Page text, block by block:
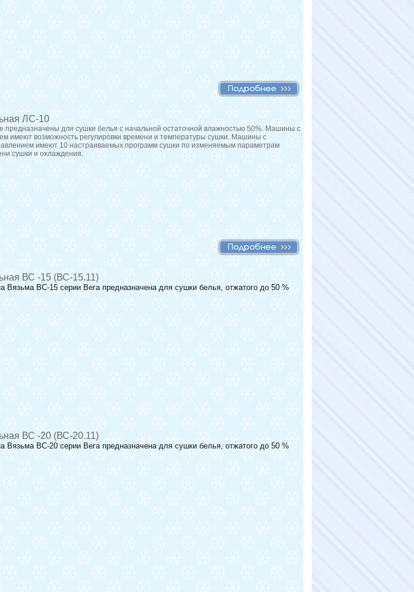
ЛС-10
для сушки белья с начальной остаточной влажностью 50%. Машины с
имеют возможность регулировки времени и температуры сушки. Машины с
имеют 10 настраиваемых программ сушки по изменяемым параметрам
сушки и охлаждения.
ВС -15 (ВС-15.11)
Вязьма ВС-15 серии Вега предназначена для сушки белья, отжатого до 50 %
ВС -20 (ВС-20.11)
Вязьма ВС-20 серии Вега предназначена для сушки белья, отжатого до 50 %